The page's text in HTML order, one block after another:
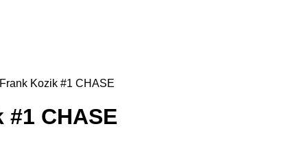
Kozik #1 CHASE
CHASE